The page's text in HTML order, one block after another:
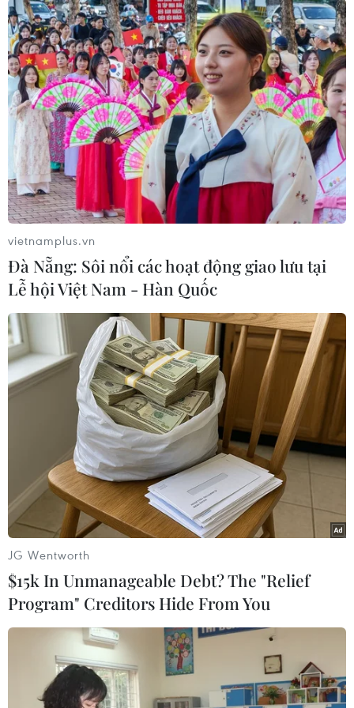
Hán, Trung Quốc là 134.769 ca, 4.983 ca tử vong
(thêm 8 ca mới), 70.387 ca đã bình phục.
Tại Việt Nam, số ca bệnh COVID-19 là 44 người,
không có ca tử vong, trong đó có 16 ca đã chữa
khỏi và ra viện, các ca đang được điều trị đều
ghi nhận có diễn biến ổn định, không có ca nào
nghiêm trọng./.
(TTXVN/Vietnam+)
vietnamplus.vn
Đà Nẵng: Sôi nổi các hoạt động giao lưu tại
Lễ hội Việt Nam - Hàn Quốc
JG Wentworth
$15k In Unmanageable Debt? The "Relief
Program" Creditors Hide From You